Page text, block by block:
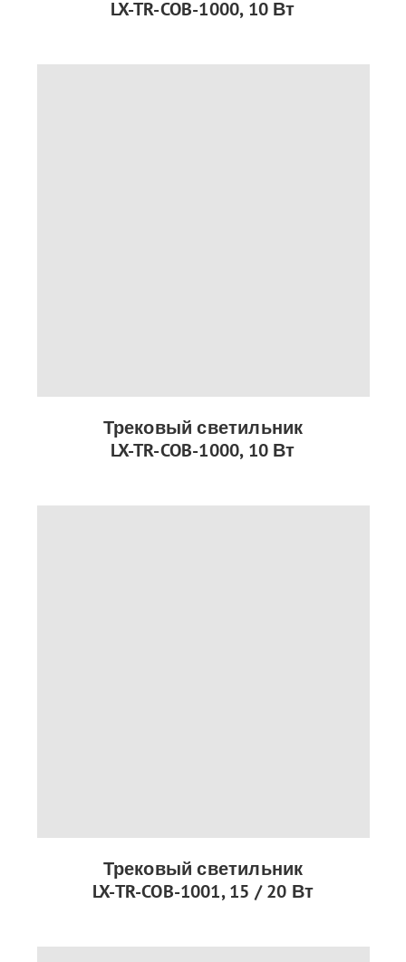
LX-TR-COB-1000, 10 Вт
Трековый светильник
LX-TR-COB-1000, 10 Вт
Трековый светильник
LX-TR-COB-1001, 15 / 20 Вт